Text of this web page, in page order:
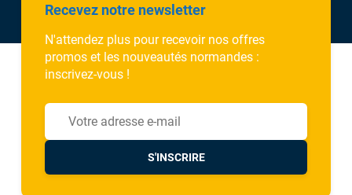
Recevez notre newsletter
N'attendez plus pour recevoir nos offres
promos et les nouveautés normandes :
inscrivez-vous !
S'INSCRIRE